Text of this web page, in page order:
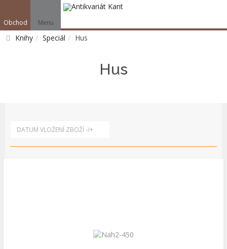
Obchod Menu
Knihy Speciál Hus
Hus
DATUM VLOŽENÍ ZBOŽÍ -/+